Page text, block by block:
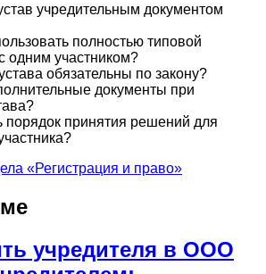
учредительным документом
полностью типовой
одним участником?
обязательны по закону?
документы при
порядок принятия решений для
«Регистрация и право»
учредителя в ООО